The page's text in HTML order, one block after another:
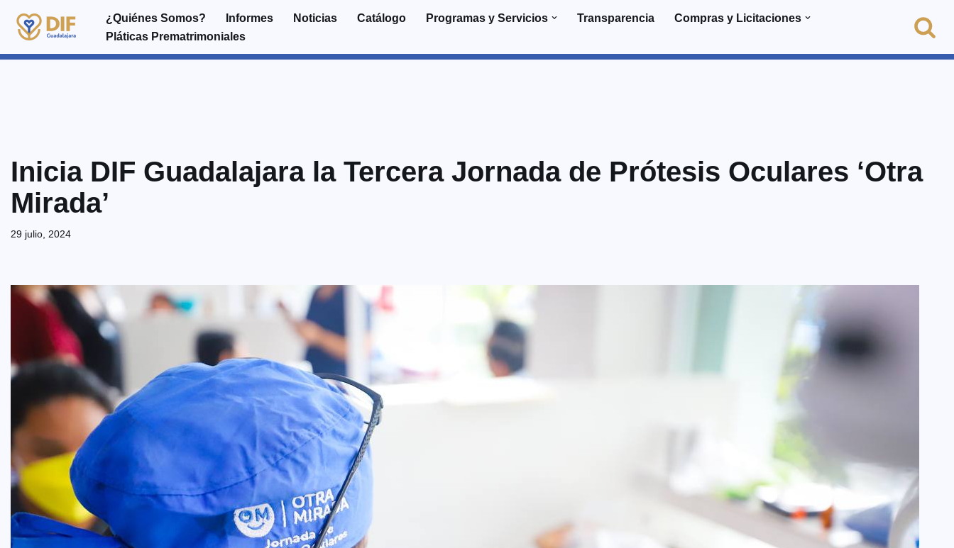
Saltar
al
¿Quiénes Somos? Informes Noticias Catálogo Programas y Servicios Transparencia
Compras y Licitaciones
Pláticas Prematrimoniales
Inicia DIF Guadalajara la Tercera Jornada de Prótesis Oculares ‘Otra
Mirada’
29 julio, 2024